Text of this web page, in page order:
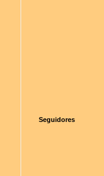
Seguidores